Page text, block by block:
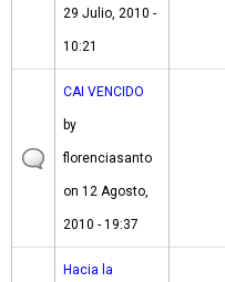
29 Julio, 2010 -
10:21
CAI VENCIDO
by
florenciasanto
on 12 Agosto,
2010 - 19:37
Hacia la